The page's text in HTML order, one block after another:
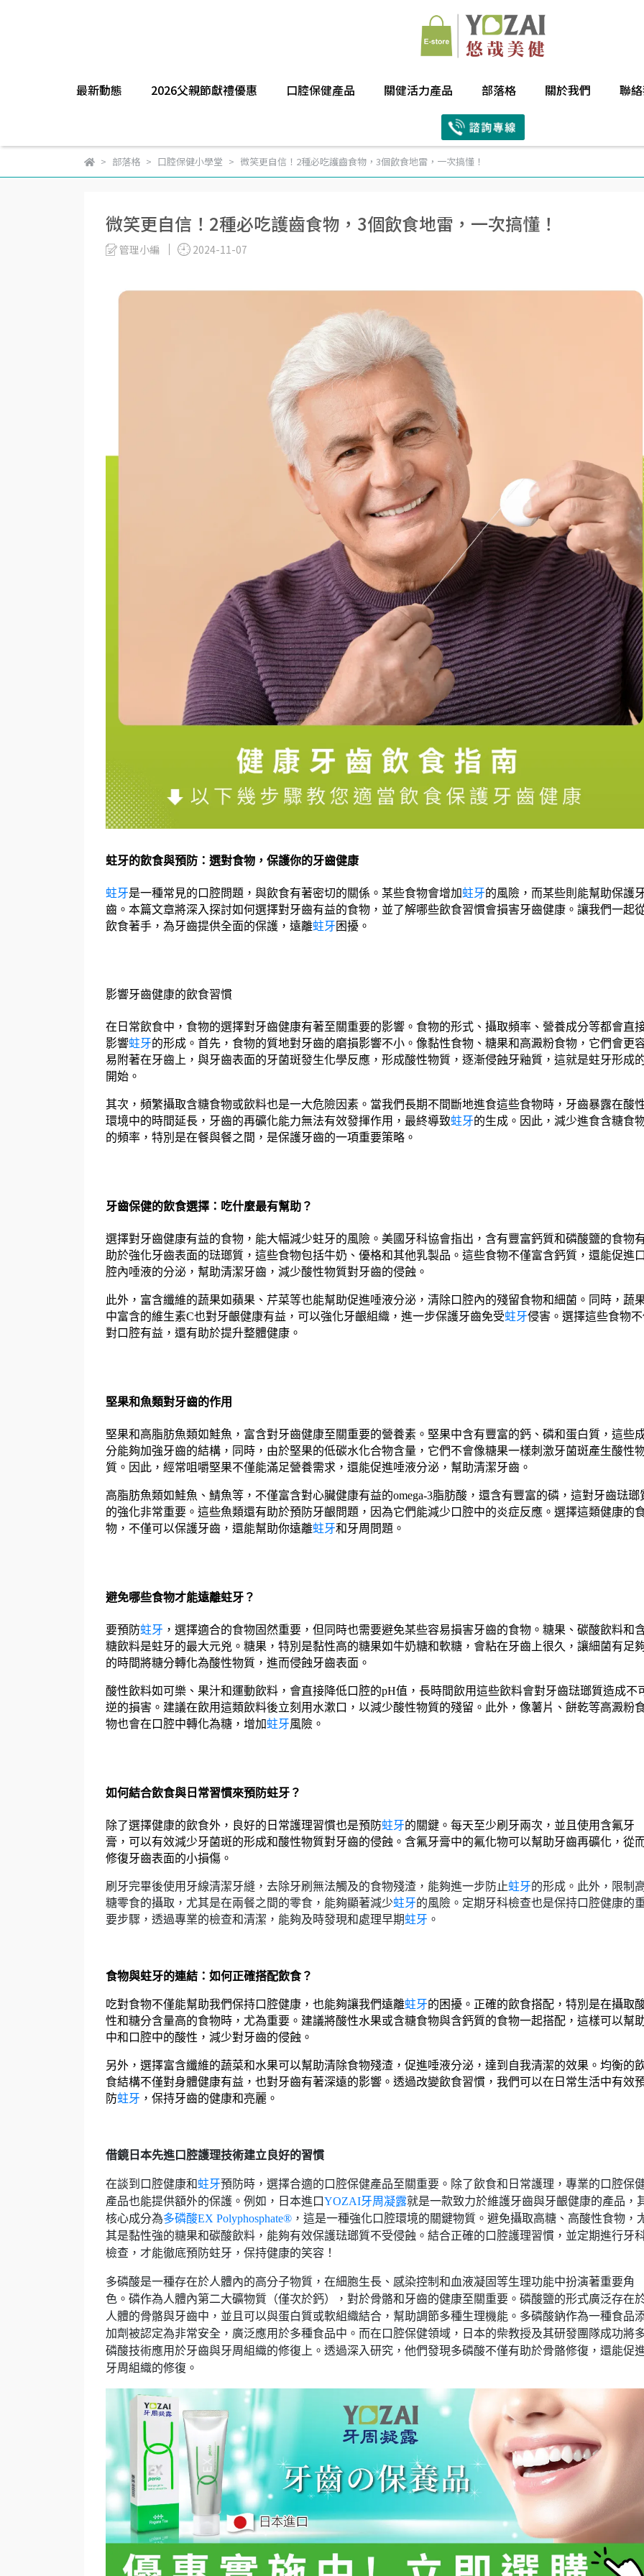
最新動態 2026父親節獻禮優惠 口腔保健產品 關健活力產品 部落格 關於我們 聯
部落格 口腔保健小學堂 微笑更自信！2種必吃護齒食物，3個飲食地雷，一次搞懂！
微笑更自信！2種必吃護齒食物，3個飲食地雷，一次搞懂！
管理小編 2024-11-07
蛀牙的飲食與預防：選對食物，保護你的牙齒健康
蛀牙是一種常見的口腔問題，與飲食有著密切的關係。某些食物會增加蛀牙的風險，而某些則能幫助保護
齒。本篇文章將深入探討如何選擇對牙齒有益的食物，並了解哪些飲食習慣會損害牙齒健康。讓我們一起
飲食著手，為牙齒提供全面的保護，遠離蛀牙 困擾。
影響牙齒健康的飲食習慣
在日常飲食中，食物的選擇對牙齒健康有著至關重要的影響。食物的形式、攝取頻率、營養成分等都會直
影響蛀牙的形成。首先，食物的質地對牙齒的磨損影響不小。像黏性食物、糖果和高澱粉食物，它們會更
易附著在牙齒上，與牙齒表面的牙菌斑發生化學反應，形成酸性物質，逐漸侵蝕牙釉質，這就是蛀牙形成
開始。
其次，頻繁攝取含糖食物或飲料也是一大危險因素。當我們長期不間斷地進食這些食物時，牙齒暴露在酸
環境中的時間延長，牙齒的再礦化能力無法有效發揮作用，最終導致蛀牙的生成。因此，減少進食含糖食
的頻率，特別是在餐與餐之間，是保護牙齒的一項重要策略。
牙齒保健的飲食選擇：吃什麼最有幫助？
選擇對牙齒健康有益的食物，能大幅減少蛀牙的風險。美國牙科協會指出，含有豐富鈣質和磷酸鹽的食物
助於強化牙齒表面的琺瑯質，這些食物包括牛奶、優格和其他乳製品。這些食物不僅富含鈣質，還能促進口
腔內唾液的分泌，幫助清潔牙齒，減少酸性物質對牙齒的侵蝕。
此外，富含纖維的蔬果如蘋果、芹菜等也能幫助促進唾液分泌，清除口腔內的殘留食物和細菌。同時，蔬
中富含的維生素C也對牙齦健康有益，可以強化牙齦組織，進一步保護牙齒免受蛀牙侵害。選擇這些食物
對口腔有益，還有助於提升整體健康。
堅果和魚類對牙齒的作用
堅果和高脂肪魚類如鮭魚，富含對牙齒健康至關重要的營養素。堅果中含有豐富的鈣、磷和蛋白質，這些
分能夠加強牙齒的結構，同時，由於堅果的低碳水化合物含量，它們不會像糖果一樣刺激牙菌斑產生酸性
質。因此，經常咀嚼堅果不僅能滿足營養需求，還能促進唾液分泌，幫助清潔牙齒。
高脂肪魚類如鮭魚、鯖魚等，不僅富含對心臟健康有益的omega-3脂肪酸，還含有豐富的磷，這對牙齒琺瑯
的強化非常重要。這些魚類還有助於預防牙齦問題，因為它們能減少口腔中的炎症反應。選擇這類健康的
物，不僅可以保護牙齒，還能幫助你遠離蛀牙和牙周問題。
避免哪些食物才能遠離蛀牙？
要預防蛀牙 ，選擇適合的食物固然重要，但同時也需要避免某些容易損害牙齒的食物。糖果、碳酸飲料和
糖飲料是蛀牙的最大元兇。糖果，特別是黏性高的糖果如牛奶糖和軟糖，會粘在牙齒上很久，讓細菌有足
的時間將糖分轉化為酸性物質，進而侵蝕牙齒表面。
酸性飲料如可樂、果汁和運動飲料，會直接降低口腔的pH值，長時間飲用這些飲料會對牙齒琺瑯質造成不
逆的損害。建議在飲用這類飲料後立刻用水漱口，以減少酸性物質的殘留。此外，像薯片、餅乾等高澱粉
物也會在口腔中轉化為糖，增加蛀牙風險。
如何結合飲食與日常習慣來預防蛀牙？
除了選擇健康的飲食外，良好的日常護理習慣也是預防蛀牙的關鍵。每天至少刷牙兩次，並且使用含氟牙
膏，可以有效減少牙菌斑的形成和酸性物質對牙齒的侵蝕。含氟牙膏中的氟化物可以幫助牙齒再礦化，從
修復牙齒表面的小損傷。
刷牙完畢後使用牙線清潔牙縫，去除牙刷無法觸及的食物殘渣，能夠進一步防止蛀牙的形成。此外，限制
糖零食的攝取，尤其是在兩餐之間的零食，能夠顯著減少蛀牙的風險。定期牙科檢查也是保持口腔健康的
要步驟，透過專業的檢查和清潔，能夠及時發現和處理早期蛀牙 。
食物與蛀牙的連結：如何正確搭配飲食？
吃對食物不僅能幫助我們保持口腔健康，也能夠讓我們遠離蛀牙的困擾。正確的飲食搭配，特別是在攝取
性和糖分含量高的食物時，尤為重要。建議將酸性水果或含糖食物與含鈣質的食物一起搭配，這樣可以幫
中和口腔中的酸性，減少對牙齒的侵蝕。
另外，選擇富含纖維的蔬菜和水果可以幫助清除食物殘渣，促進唾液分泌，達到自我清潔的效果。均衡的
食結構不僅對身體健康有益，也對牙齒有著深遠的影響。透過改變飲食習慣，我們可以在日常生活中有效
防蛀牙 ，保持牙齒的健康和亮麗。
借鏡日本先進口腔護理技術建立良好的習慣
在談到口腔健康和蛀牙預防時，選擇合適的口腔保健產品至關重要。除了飲食和日常護理，專業的口腔保
產品也能提供額外的保護。例如，日本進口YOZAI牙周凝露就是一款致力於維護牙齒與牙齦健康的產品，
核心成分為多磷酸EX Polyphosphate® ，這是一種強化口腔環境的關鍵物質。避免攝取高糖、高酸性食物，
其是黏性強的糖果和碳酸飲料，能夠有效保護琺瑯質不受侵蝕。結合正確的口腔護理習慣，並定期進行牙
檢查，才能徹底預防蛀牙，保持健康的笑容！
多磷酸是一種存在於人體內的高分子物質，在細胞生長、感染控制和血液凝固等生理功能中扮演著重要角
色。磷作為人體內第二大礦物質（僅次於鈣），對於骨骼和牙齒的健康至關重要。磷酸鹽的形式廣泛存在
人體的骨骼與牙齒中，並且可以與蛋白質或軟組織結合，幫助調節多種生理機能。多磷酸鈉作為一種食品
加劑被認定為非常安全，廣泛應用於多種食品中。而在口腔保健領域，日本的柴教授及其研發團隊成功將
磷酸技術應用於牙齒與牙周組織的修復上。透過深入研究，他們發現多磷酸不僅有助於骨骼修復，還能促
牙周組織的修復。